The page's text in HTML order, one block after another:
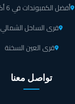
أفضل الكمبوندات في 6 أكتوبر
قرى الساحل الشمالي
قرى العين السخنة
تواصل معنا